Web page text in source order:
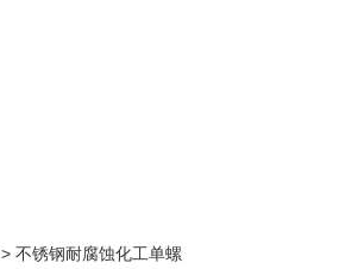
> 不锈钢耐腐蚀化工单螺